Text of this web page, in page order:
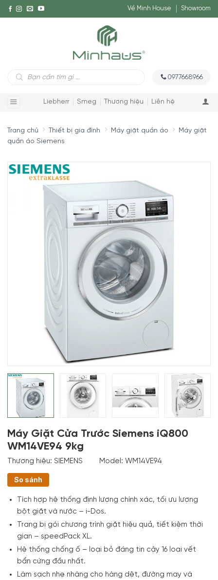
Về Minh House Showroom
Tìm
kiếm
0977668966
Liebherr Smeg Thương hiệu Liên hệ
Trang chủ Thiết bị gia đình Máy giặt quần áo
Máy giặt
quần áo Siemens
Máy Giặt Cửa Trước Siemens iQ800
WM14VE94 9kg
Thương hiệu: SIEMENS Model: WM14VE94
So sánh
Tích hợp hệ thống định lượng chính xác, tối ưu lượng
bột giặt và nước – i-Dos.
Trang bị gói chương trình giặt hiệu quả, tiết kiệm thời
gian – speedPack XL.
Hệ thống chống ố – loại bỏ đáng tin cậy 16 loại vết
bẩn cứng đầu nhất.
Làm sạch nhẹ nhàng cho hàng dệt, đường may và